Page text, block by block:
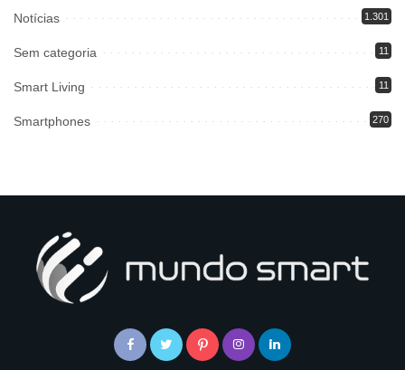
Notícias 1.301
Sem categoria 11
Smart Living 11
Smartphones 270